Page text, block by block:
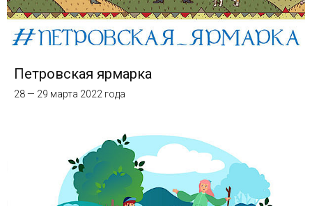
Петровская ярмарка
28 — 29 марта 2022 года